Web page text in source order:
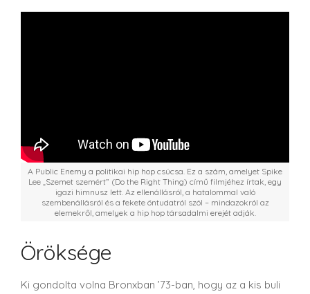
A Public Enemy a politikai hip hop csúcsa. Ez a szám, amelyet Spike
Lee „Szemet szemért” (Do the Right Thing) című filmjéhez írtak, egy
igazi himnusz lett. Az ellenállásról, a hatalommal való
szembenállásról és a fekete öntudatról szól – mindazokról az
elemekről, amelyek a hip hop társadalmi erejét adják.
Öröksége
Ki gondolta volna Bronxban ’73-ban, hogy az a kis buli